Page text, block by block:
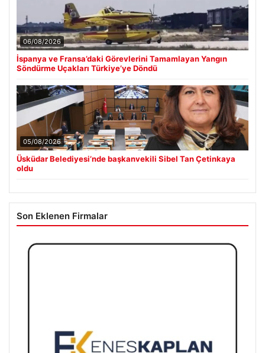
06/08/2026
İspanya ve Fransa’daki Görevlerini Tamamlayan Yangın
Söndürme Uçakları Türkiye’ye Döndü
05/08/2026
Üsküdar Belediyesi’nde başkanvekili Sibel Tan Çetinkaya
oldu
Son Eklenen Firmalar